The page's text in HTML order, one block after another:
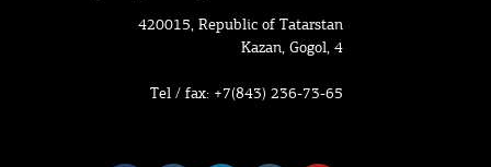
420015, Republic of Tatarstan
Kazan, Gogol, 4
Tel / fax: +7(843) 236-73-65